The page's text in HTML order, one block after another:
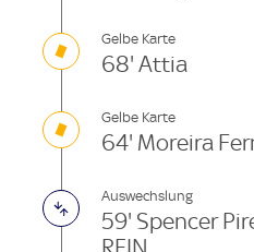
Gelbe Karte
68' Attia
Gelbe Karte
64' Moreira
Auswechslung
59' Spencer